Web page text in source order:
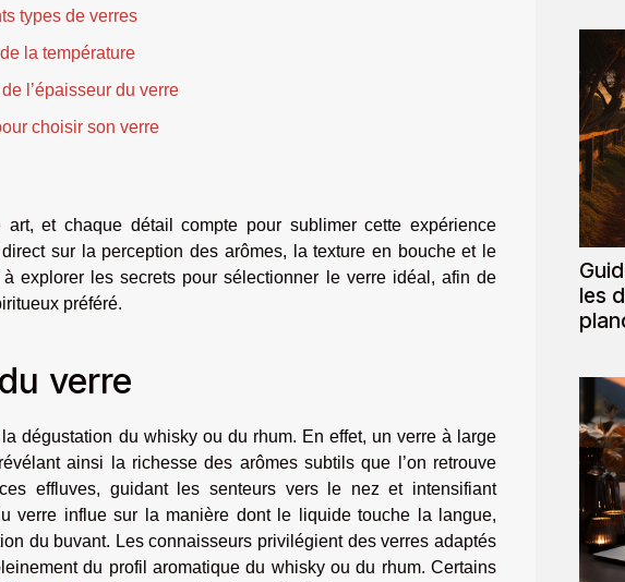
types de verres
la température
de l’épaisseur du verre
choisir son verre
et chaque détail compte pour sublimer cette expérience
sur la perception des arômes, la texture en bouche et le
explorer les secrets pour sélectionner le verre idéal, afin de
préféré.
verre
dégustation du whisky ou du rhum. En effet, un verre à large
ainsi la richesse des arômes subtils que l’on retrouve
effluves, guidant les senteurs vers le nez et intensifiant
verre influe sur la manière dont le liquide touche la langue,
du buvant. Les connaisseurs privilégient des verres adaptés
du profil aromatique du whisky ou du rhum. Certains
les